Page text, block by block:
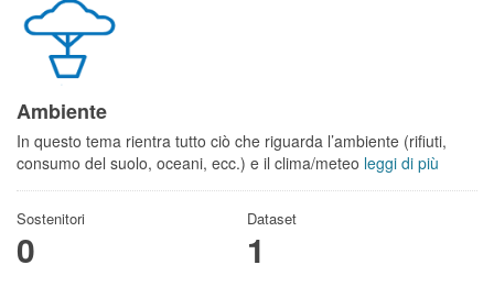
Ambiente
In questo tema rientra tutto ciò che riguarda l’ambiente (rifiuti,
consumo del suolo, oceani, ecc.) e il clima/meteo leggi di più
Sostenitori
0
Dataset
1